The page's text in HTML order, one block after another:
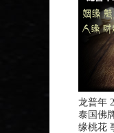
龙普年
泰国佛
缘桃花